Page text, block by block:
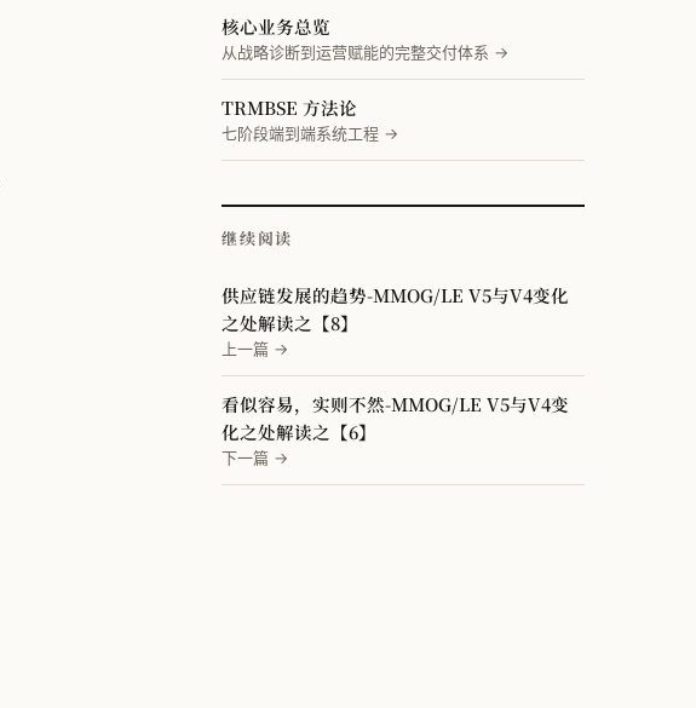
核心业务总览
从战略诊断到运营赋能的完整交付体系 →
TRMBSE 方法论
七阶段端到端系统工程 →
继续阅读
供应链发展的趋势-MMOG/LE V5与V4变化
之处解读之【8】
上一篇 →
看似容易，实则不然-MMOG/LE V5与V4变
化之处解读之【6】
下一篇 →